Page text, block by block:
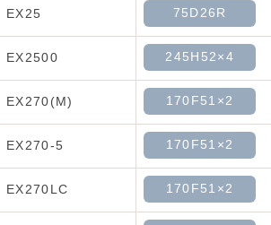
EX25 75D26R
EX2500 245H52×4
EX270(M) 170F51×2
EX270-5 170F51×2
EX270LC 170F51×2